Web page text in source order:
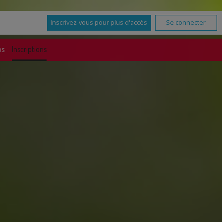
Inscrivez-vous pour plus d'accès Se connecter
Inscriptions